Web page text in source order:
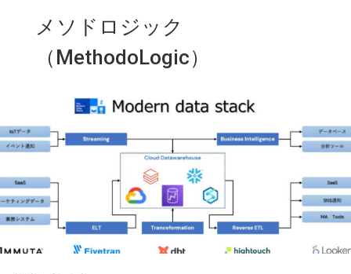
メソドロジック
（MethodoLogic）